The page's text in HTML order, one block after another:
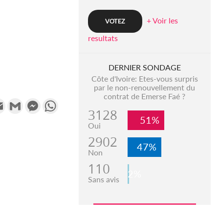
Email Gmail Messenger
+ Voir les
resultats
DERNIER SONDAGE
Côte d'Ivoire: Etes-vous surpris
par le non-renouvellement du
contrat de Emerse Faé ?
3128
Oui 51%
2902
Non 47%
110
Sans avis 2%